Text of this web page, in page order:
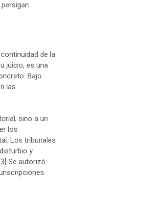
de la
juicio, es una
Bajo
las
sino a un
los
Los tribunales
y
[3] Se autorizó